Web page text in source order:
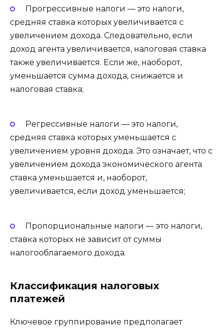
Прогрессивные налоги — это налоги,
средняя ставка которых увеличивается с
увеличением дохода. Следовательно, если
доход агента увеличивается, налоговая ставка
также увеличивается. Если же, наоборот,
уменьшается сумма дохода, снижается и
налоговая ставка;
Регрессивные налоги — это налоги,
средняя ставка которых уменьшается с
увеличением уровня дохода. Это означает, что с
увеличением дохода экономического агента
ставка уменьшается и, наоборот,
увеличивается, если доход уменьшается;
Пропорциональные налоги — это налоги,
ставка которых не зависит от суммы
налогооблагаемого дохода.
Классификация налоговых
платежей
Ключевое группирование предполагает